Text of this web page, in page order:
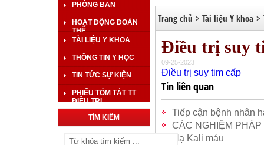
PHÒNG BAN
HOẠT ĐỘNG ĐOÀN
THỂ
TÀI LIỆU Y KHOA
THÔNG TIN Y HỌC
TIN TỨC SỰ KIỆN
PHIẾU TÓM TẮT TT
ĐIỀU TRỊ
TÌM KIẾM
Trang chủ > Tài liệu Y khoa >
Điều trị suy
09-25-2023
Điều trị suy tim cấp
Tin liên quan
Tiếp cận bệnh nhân
CÁC NGHIỆM
Hạ Kali máu